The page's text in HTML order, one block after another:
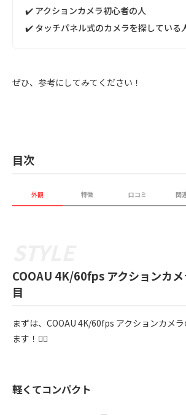
✔️ アクションカメラ初心者の人
✔️ タッチパネル式のカメラを探している
ぜひ、参考にしてみてください！
目次
外観 特徴 口コミ 関
COOAU 4K/60fps アクションカ
目
まずは、COOAU 4K/60fps アクションカメ
ます！💁‍♀️
軽くてコンパクト